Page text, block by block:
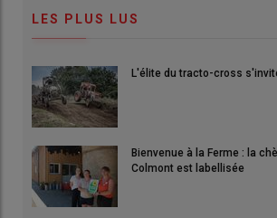
LES PLUS LUS
L'élite du tracto-cross
Bienvenue à la Ferme : la
Colmont est labellisée